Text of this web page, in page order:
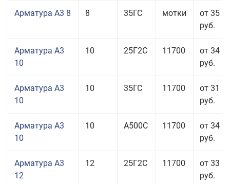
Арматура А3 8 8 35ГС мотки
от 35
руб.
Арматура А3
10
10 25Г2С 11700
от 34
руб.
Арматура А3
10
10 35ГС 11700
от 31
руб.
Арматура А3
10
10 А500С 11700
от 34
руб.
Арматура А3
12
12 25Г2С 11700
от 33
руб.